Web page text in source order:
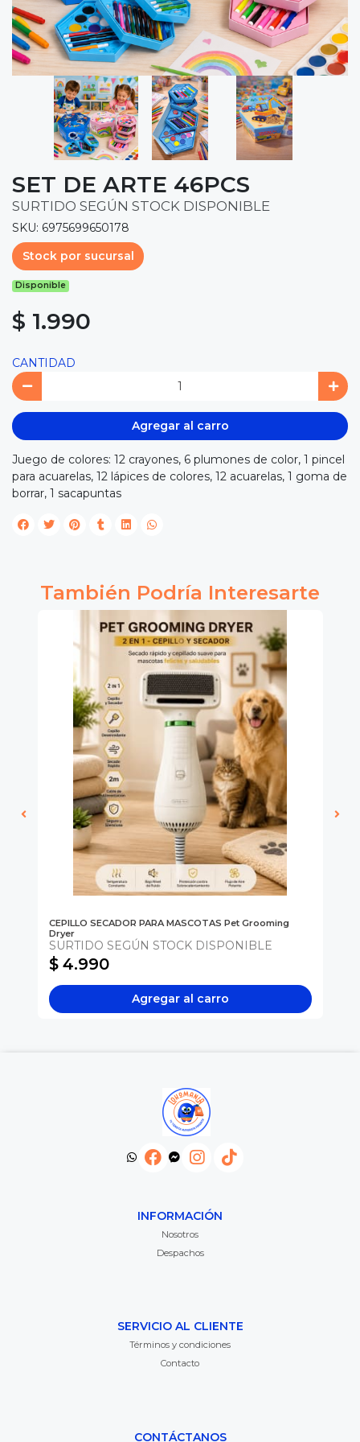
SET DE ARTE 46PCS
SURTIDO SEGÚN STOCK DISPONIBLE
SKU: 6975699650178
Stock por sucursal
Disponible
$ 1.990
CANTIDAD
Agregar al carro
Juego de colores: 12 crayones, 6 plumones de color, 1 pincel
para acuarelas, 12 lápices de colores, 12 acuarelas, 1 goma de
borrar, 1 sacapuntas
También Podría Interesarte
CEPILLO SECADOR PARA MASCOTAS Pet Grooming
Dryer
SURTIDO SEGÚN STOCK DISPONIBLE
$ 4.990
Agregar al carro
INFORMACIÓN
Nosotros
Despachos
SERVICIO AL CLIENTE
Términos y condiciones
Contacto
CONTÁCTANOS